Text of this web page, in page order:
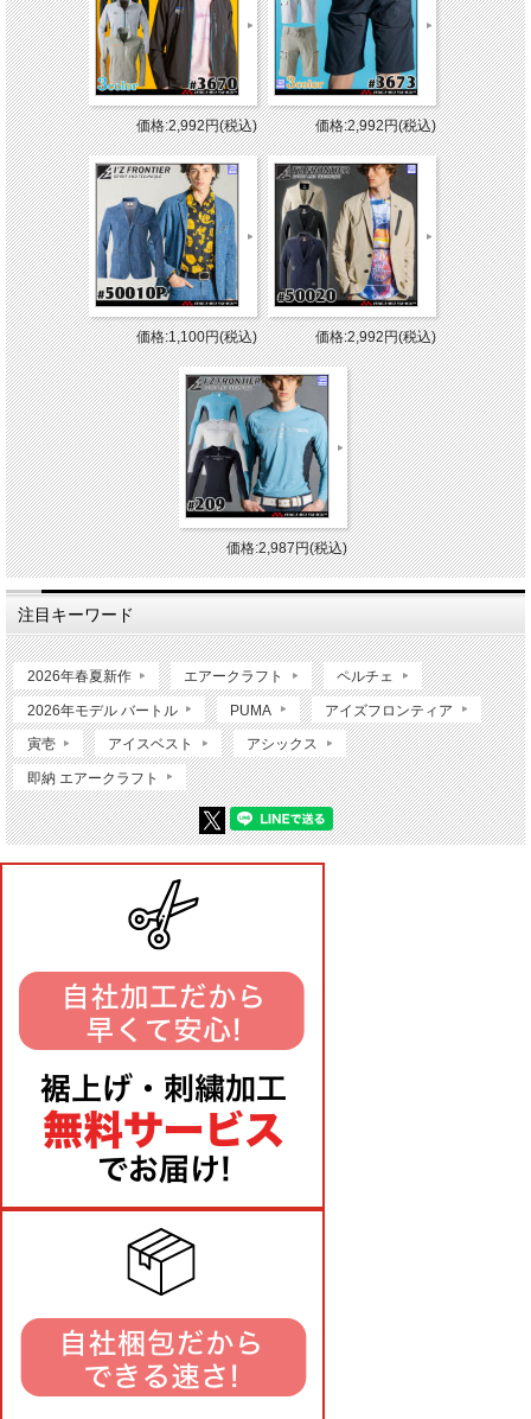
価格:2,992円(税込) 価格:2,992円(税込)
価格:1,100円(税込) 価格:2,992円(税込)
価格:2,987円(税込)
注目キーワード
2026年春夏新作 エアークラフト ペルチェ
2026年モデル バートル PUMA アイズフロンティア
寅壱 アイスベスト アシックス
即納 エアークラフト